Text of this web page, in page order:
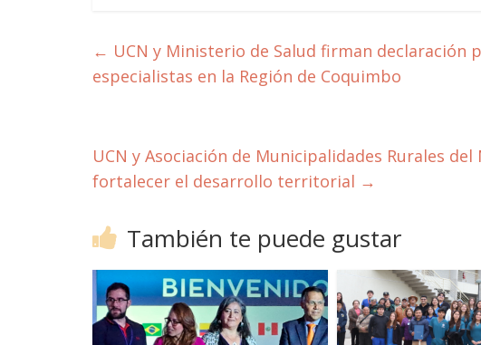
← UCN y Ministerio de Salud firman declaración
especialistas en la Región de Coquimbo
UCN y Asociación de Municipalidades Rurales
fortalecer el desarrollo territorial →
También te puede gustar